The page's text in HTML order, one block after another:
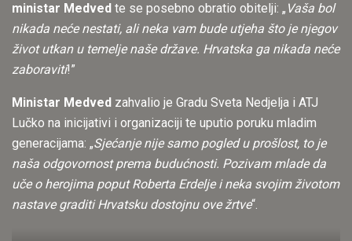
ministar Medved te se posebno obratio obitelji: „ Vaša bol
nikada neće nestati, ali neka vam bude utjeha što je njegov
život utkan u temelje naše države. Hrvatska ga nikada neće
zaboraviti!”
Ministar Medved zahvalio je Gradu Sveta Nedjelja i ATJ
Lučko na inicijativi i organizaciji te uputio poruku mladim
generacijama: „Sjećanje nije samo pogled u prošlost, to je
naša odgovornost prema budućnosti. Pozivam mlade da
uče o herojima poput Roberta Erdelje i neka svojim životom
nastave graditi Hrvatsku dostojnu ove žrtve“.